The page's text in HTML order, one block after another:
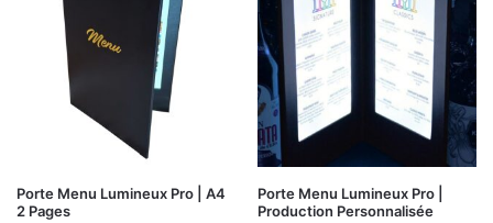
Porte Menu Lumineux Pro | A4
2 Pages
Porte Menu Lumineux Pro |
Production Personnalisée